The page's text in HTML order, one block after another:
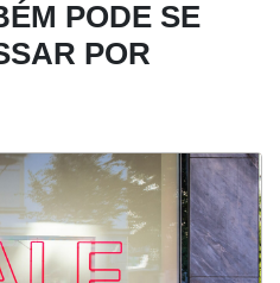
PODE SE
POR